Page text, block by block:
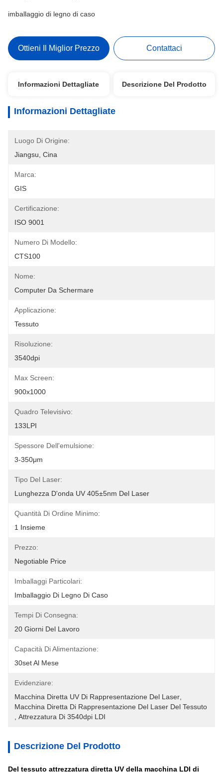
imballaggio di legno di caso
Ottieni Il Miglior Prezzo Contattaci
Informazioni Dettagliate Descrizione Del Prodotto
Informazioni Dettagliate
Luogo Di Origine:
Jiangsu, Cina
Marca:
GIS
Certificazione:
ISO 9001
Numero Di Modello:
CTS100
Nome:
Computer Da Schermare
Applicazione:
Tessuto
Risoluzione:
3540dpi
Max Screen:
900x1000
Quadro Televisivo:
133LPI
Spessore Dell'emulsione:
3-350μm
Tipo Del Laser:
Lunghezza D'onda UV 405±5nm Del Laser
Quantità Di Ordine Minimo:
1 Insieme
Prezzo:
Negotiable Price
Imballaggi Particolari:
Imballaggio Di Legno Di Caso
Tempi Di Consegna:
20 Giorni Del Lavoro
Capacità Di Alimentazione:
30set Al Mese
Evidenziare:
Macchina Diretta UV Di Rappresentazione Del Laser
Macchina Diretta Di Rappresentazione Del Laser Del Tessuto
Attrezzatura Di 3540dpi LDI
Descrizione Del Prodotto
Del tessuto attrezzatura diretta UV della macchina LDI di